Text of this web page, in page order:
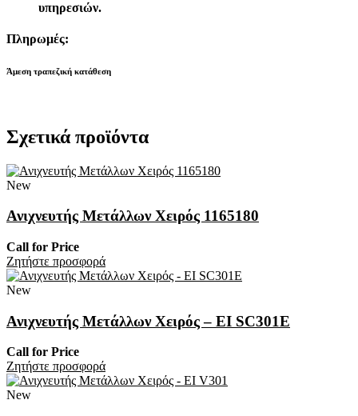
υπηρεσιών.
Πληρωμές:
Άμεση τραπεζική κατάθεση
Σχετικά προϊόντα
New
Ανιχνευτής Μετάλλων Χειρός 1165180
Call for Price
Zητήστε προσφορά
New
Ανιχνευτής Μετάλλων Χειρός – EI SC301E
Call for Price
Zητήστε προσφορά
New